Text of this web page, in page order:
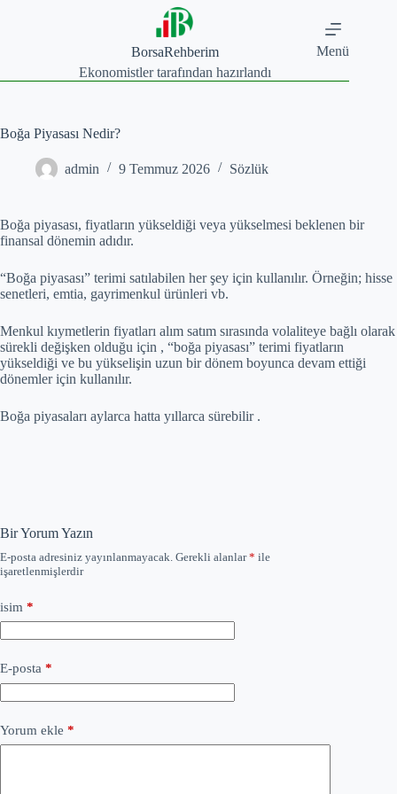
BorsaRehberim
Ekonomistler tarafından hazırlandı
Menü
Boğa Piyasası Nedir?
admin 9 Temmuz 2026 Sözlük
Boğa piyasası, fiyatların yükseldiği veya yükselmesi beklenen bir
finansal dönemin adıdır.
“Boğa piyasası” terimi satılabilen her şey için kullanılır. Örneğin; hisse
senetleri, emtia, gayrimenkul ürünleri vb.
Menkul kıymetlerin fiyatları alım satım sırasında volaliteye bağlı olarak
sürekli değişken olduğu için , “boğa piyasası” terimi fiyatların
yükseldiği ve bu yükselişin uzun bir dönem boyunca devam ettiği
dönemler için kullanılır.
Boğa piyasaları aylarca hatta yıllarca sürebilir .
Bir Yorum Yazın
E-posta adresiniz yayınlanmayacak. Gerekli alanlar* ile
işaretlenmişlerdir
isim *
E-posta *
Yorum ekle *